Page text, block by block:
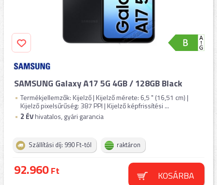
SAMSUNG Galaxy A17 5G 4GB / 128GB Black
Termékjellemzők: Kijelző | Kijelző mérete: 6,5 " (16,51 cm) |
Kijelző pixelsűrűség: 387 PPI | Kijelző képfrissítési ...
2 ÉVhivatalos, gyári garancia
Szállítási díj: 990 Ft-tól raktáron
92.960Ft KOSÁRBA